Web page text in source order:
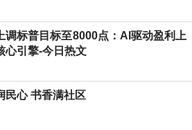
调标普目标至8000点：AI驱动盈利上
心引擎-今日热文
民心 书香满社区